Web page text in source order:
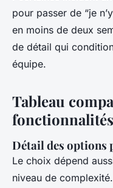
pour passer de “je
en moins de deux
de détail qui
équipe.
Tableau
Détail des
Le choix dépend
niveau de